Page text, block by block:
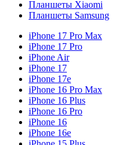
Планшеты Xiaomi
Планшеты Samsung
iPhone 17 Pro Max
iPhone 17 Pro
iPhone Air
iPhone 17
iPhone 17e
iPhone 16 Pro Max
iPhone 16 Plus
iPhone 16 Pro
iPhone 16
iPhone 16e